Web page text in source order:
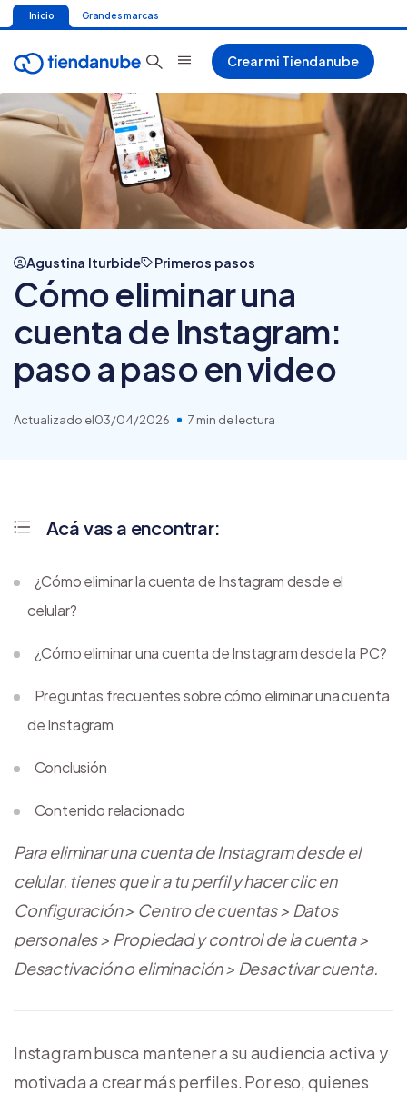
Inicio Grandes marcas
Crear mi Tiendanube
Agustina Iturbide Primeros pasos
Cómo eliminar una
cuenta de Instagram:
paso a paso en video
Actualizado el03/04/2026 7 min de lectura
Para eliminar una cuenta de Instagram desde el
celular, tienes que ir a tu perfil y hacer clic en
Configuración > Centro de cuentas > Datos
personales > Propiedad y control de la cuenta >
Desactivación o eliminación > Desactivar cuenta.
Instagram busca mantener a su audiencia activa y
motivada a crear más perfiles. Por eso, quienes
Acá vas a encontrar:
¿Cómo eliminar la cuenta de Instagram desde el
celular?
¿Cómo eliminar una cuenta de Instagram desde la PC?
Preguntas frecuentes sobre cómo eliminar una cuenta
de Instagram
Conclusión
Contenido relacionado